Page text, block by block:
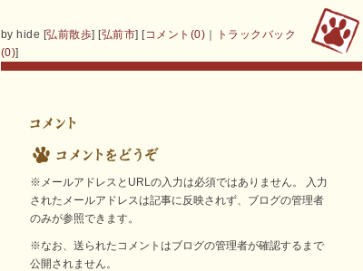
by hide [弘前散歩] [弘前市] [コメント(0)
トラックバック
(0)]
※メールアドレスとURLの入力は必須ではありません。 入力
されたメールアドレスは記事に反映されず、ブログの管理者
のみが参照できます。
※なお、送られたコメントはブログの管理者が確認するまで
公開されません。